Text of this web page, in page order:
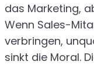
das Marketing,
Wenn Sales-
verbringen,
sinkt die Moral.